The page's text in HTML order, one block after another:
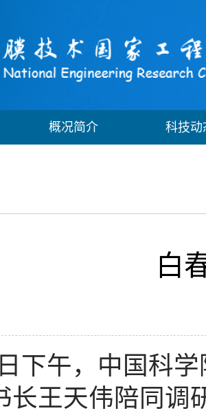
概况简介 科技动
白
下午，中国科
长王天伟陪同调